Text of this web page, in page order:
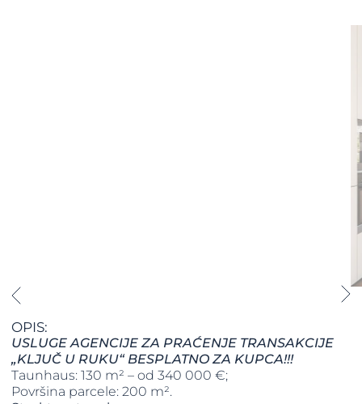
OPIS:
USLUGE AGENCIJE ZA PRAĆENJE TRANSAKCIJE
„KLJUČ U RUKU“ BESPLATNO ZA KUPCA!!!
Taunhaus: 130 m² – od 340 000 €;
Površina parcele: 200 m².